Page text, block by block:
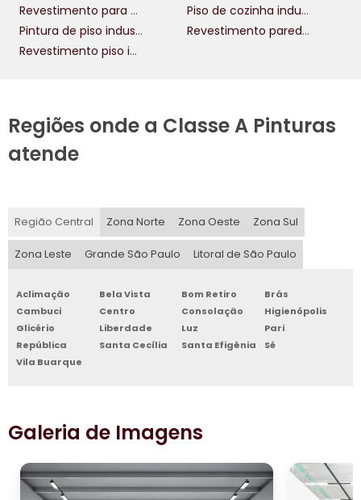
Revestimento para piso industrial
Piso de cozinha industrial
Pintura de piso industrial
Revestimento parede estilo industrial
Revestimento piso industrial
Regiões onde a Classe A Pinturas
atende
Região Central Zona Norte Zona Oeste Zona Sul
Zona Leste Grande São Paulo Litoral de São Paulo
Aclimação Bela Vista Bom Retiro
Brás
Cambuci
Centro Consolação
Higienópolis
Glicério
Liberdade Luz
Pari
República
Santa Cecília Santa Efigênia
Sé
Vila Buarque
Galeria de Imagens